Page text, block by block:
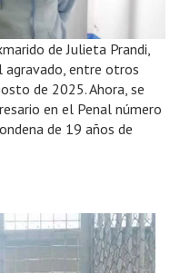
de Julieta Prandi,
agravado, entre otros
de 2025. Ahora, se
en el Penal número
de 19 años de